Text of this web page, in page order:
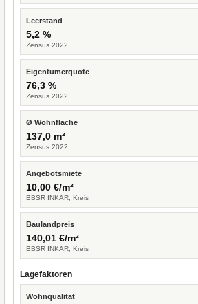
Leerstand
5,2 %
Zensus 2022
Eigentümerquote
76,3 %
Zensus 2022
Ø Wohnfläche
137,0 m²
Zensus 2022
Angebotsmiete
10,00 €/m²
BBSR INKAR, Kreis
Baulandpreis
140,01 €/m²
BBSR INKAR, Kreis
Lagefaktoren
Wohnqualität